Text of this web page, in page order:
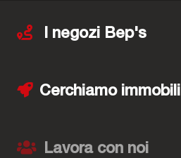
I negozi Bep's
Cerchiamo immobili
Lavora con noi